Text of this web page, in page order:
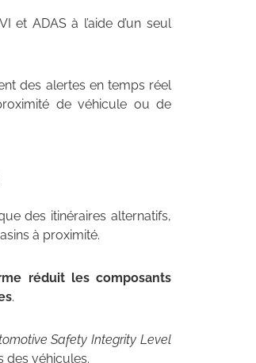
et ADAS à l’aide d’un seul
des alertes en temps réel
de véhicule ou de
des itinéraires alternatifs,
à proximité.
réduit les composants
.
Safety Integrity Level
des véhicules.